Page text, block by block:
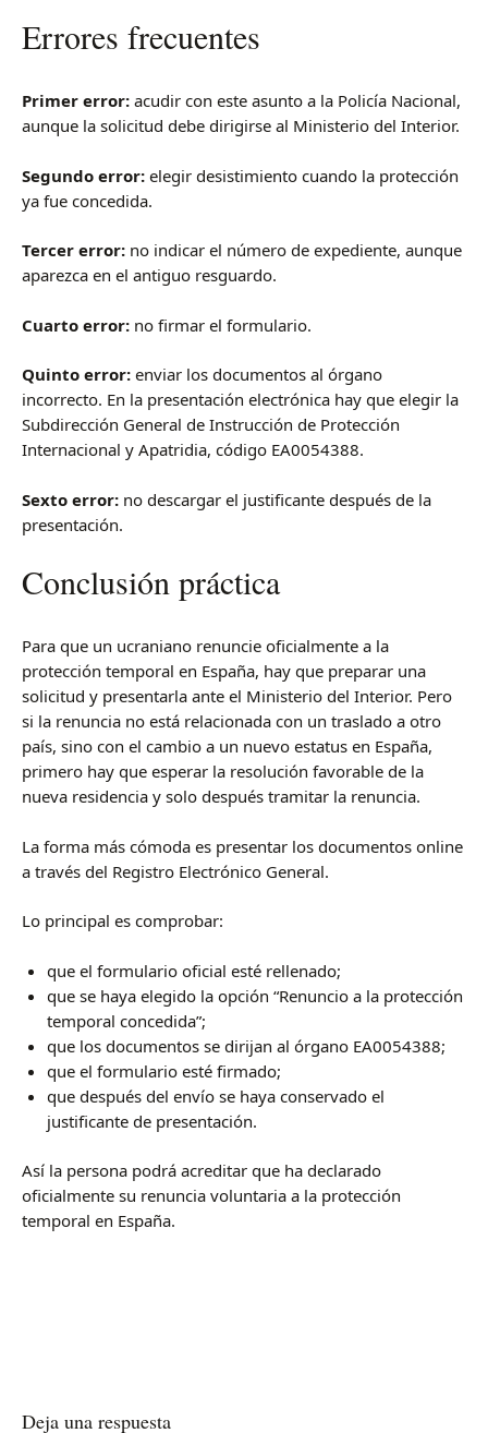
Errores frecuentes
Primer error: acudir con este asunto a la Policía Nacional,
aunque la solicitud debe dirigirse al Ministerio del Interior.
Segundo error: elegir desistimiento cuando la protección
ya fue concedida.
Tercer error: no indicar el número de expediente, aunque
aparezca en el antiguo resguardo.
Cuarto error: no firmar el formulario.
Quinto error: enviar los documentos al órgano
incorrecto. En la presentación electrónica hay que elegir la
Subdirección General de Instrucción de Protección
Internacional y Apatridia, código EA0054388.
Sexto error: no descargar el justificante después de la
presentación.
Conclusión práctica
Para que un ucraniano renuncie oficialmente a la
protección temporal en España, hay que preparar una
solicitud y presentarla ante el Ministerio del Interior. Pero
si la renuncia no está relacionada con un traslado a otro
país, sino con el cambio a un nuevo estatus en España,
primero hay que esperar la resolución favorable de la
nueva residencia y solo después tramitar la renuncia.
La forma más cómoda es presentar los documentos online
a través del Registro Electrónico General.
Lo principal es comprobar:
que el formulario oficial esté rellenado;
que se haya elegido la opción “Renuncio a la protección
temporal concedida”;
que los documentos se dirijan al órgano EA0054388;
que el formulario esté firmado;
que después del envío se haya conservado el
justificante de presentación.
Así la persona podrá acreditar que ha declarado
oficialmente su renuncia voluntaria a la protección
temporal en España.
Deja una respuesta